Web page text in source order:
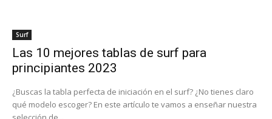
Surf
Las 10 mejores tablas de surf para
principiantes 2023
¿Buscas la tabla perfecta de iniciación en el surf? ¿No tienes claro
qué modelo escoger? En este artículo te vamos a enseñar nuestra